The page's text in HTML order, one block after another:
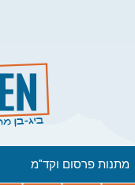
מתנות פרסום וקד"מ